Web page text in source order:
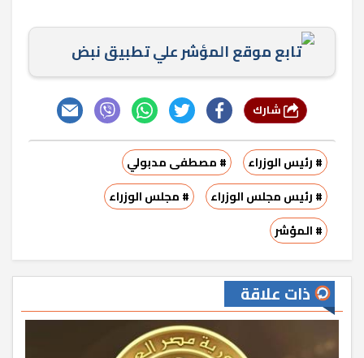
تابع موقع المؤشر علي تطبيق نبض
# رئيس الوزراء
# مصطفى مدبولي
# رئيس مجلس الوزراء
# مجلس الوزراء
# المؤشر
ذات علاقة